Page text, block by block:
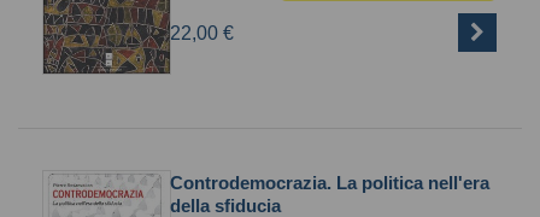
22,00 €
Controdemocrazia. La politica nell'era
della sfiducia